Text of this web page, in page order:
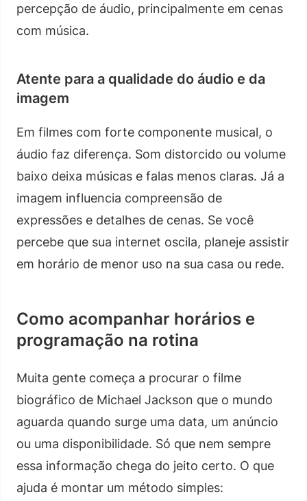
percepção de áudio, principalmente em cenas
com música.
Atente para a qualidade do áudio e da
imagem
Em filmes com forte componente musical, o
áudio faz diferença. Som distorcido ou volume
baixo deixa músicas e falas menos claras. Já a
imagem influencia compreensão de
expressões e detalhes de cenas. Se você
percebe que sua internet oscila, planeje assistir
em horário de menor uso na sua casa ou rede.
Como acompanhar horários e
programação na rotina
Muita gente começa a procurar o filme
biográfico de Michael Jackson que o mundo
aguarda quando surge uma data, um anúncio
ou uma disponibilidade. Só que nem sempre
essa informação chega do jeito certo. O que
ajuda é montar um método simples: